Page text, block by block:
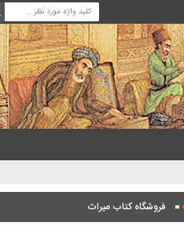
فروشگاه کتاب میراث